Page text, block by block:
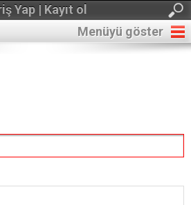
Yap | Kayıt ol
Menüyü göster